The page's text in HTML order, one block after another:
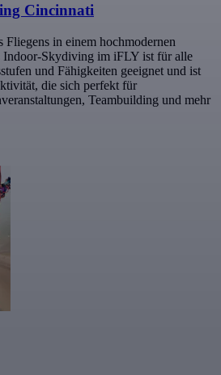
Cincinnati
Fliegens in einem hochmodernen
Indoor-Skydiving im iFLY ist für alle
und Fähigkeiten geeignet und ist
die sich perfekt für
Teambuilding und mehr